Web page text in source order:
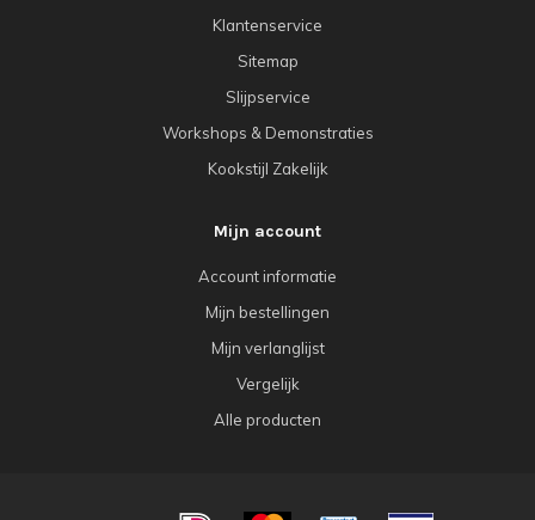
Klantenservice
Sitemap
Slijpservice
Workshops & Demonstraties
Kookstijl Zakelijk
Mijn account
Account informatie
Mijn bestellingen
Mijn verlanglijst
Vergelijk
Alle producten